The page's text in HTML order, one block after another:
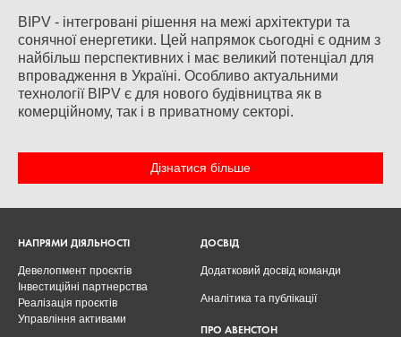
BIPV - інтегровані рішення на межі архітектури та
сонячної енергетики. Цей напрямок сьогодні є одним з
найбільш перспективних і має великий потенціал для
впровадження в Україні. Особливо актуальними
технології BIPV є для нового будівництва як в
комерційному, так і в приватному секторі.
Дізнатися більше
НАПРЯМИ ДІЯЛЬНОСТІ
Девелопмент проєктів
Інвестиційні партнерства
Реалізація проєктів
Управління активами
ДОСВІД
Додатковий досвід команди
Аналітика та публікації
ПРО АВЕНСТОН